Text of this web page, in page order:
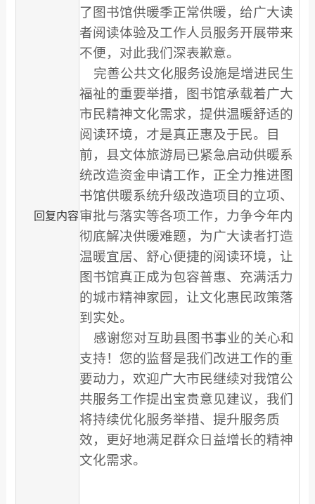
回复内容
了图书馆供暖季正常供暖，给广大读
者阅读体验及工作人员服务开展带来
不便，对此我们深表歉意。
完善公共文化服务设施是增进民生
福祉的重要举措，图书馆承载着广大
市民精神文化需求，提供温暖舒适的
阅读环境，才是真正惠及于民。目
前，县文体旅游局已紧急启动供暖系
统改造资金申请工作，正全力推进图
书馆供暖系统升级改造项目的立项、
审批与落实等各项工作，力争今年内
彻底解决供暖难题，为广大读者打造
温暖宜居、舒心便捷的阅读环境，让
图书馆真正成为包容普惠、充满活力
的城市精神家园，让文化惠民政策落
到实处。
感谢您对互助县图书事业的关心和
支持！您的监督是我们改进工作的重
要动力，欢迎广大市民继续对我馆公
共服务工作提出宝贵意见建议，我们
将持续优化服务举措、提升服务质
效，更好地满足群众日益增长的精神
文化需求。